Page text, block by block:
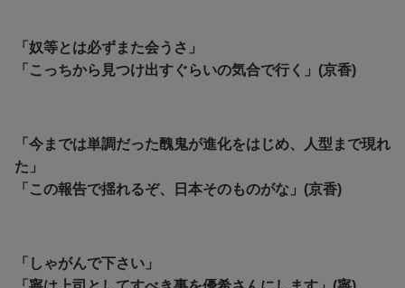
「奴等とは必ずまた会うさ」
「こっちから見つけ出すぐらいの気合で行く」(京香)
「今までは単調だった醜鬼が進化をはじめ、人型まで現れ
た」
「この報告で揺れるぞ、日本そのものがな」(京香)
「しゃがんで下さい」